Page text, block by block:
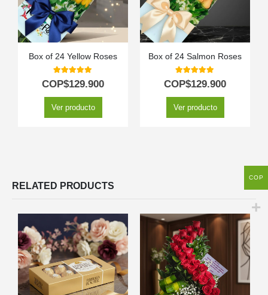
Box of 24 Yellow Roses
5.00out of 5
COP$129.900
Ver producto
Box of 24 Salmon Roses
5.00out of 5
COP$129.900
Ver producto
RELATED PRODUCTS
COP